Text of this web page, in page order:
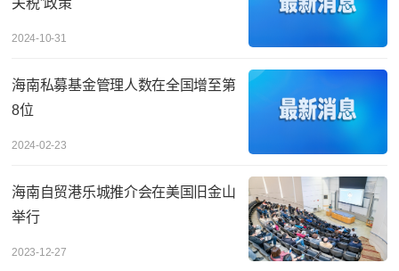
2024-10-31
海南私募基金管理人数在全国增至第
8位
2024-02-23
海南自贸港乐城推介会在美国旧金山
举行
2023-12-27